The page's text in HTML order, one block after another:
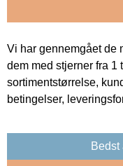
Vi har gennemgået de
dem med stjerner fra 1
sortimentstørrelse,
betingelser,
Bedst